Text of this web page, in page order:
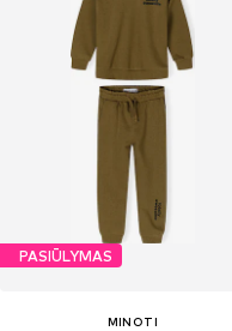
PASIŪLYMAS
MINOTI